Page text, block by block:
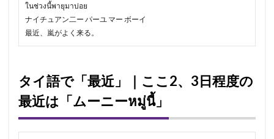
ในช่วงนี้พายุมาบ่อย
ナイチュアン二ー パーユ マー ボーイ
最近、嵐がよく来る。
タイ語で「最近」｜ここ2、3日程度の
最近は「ムーニーหมู่นี้」